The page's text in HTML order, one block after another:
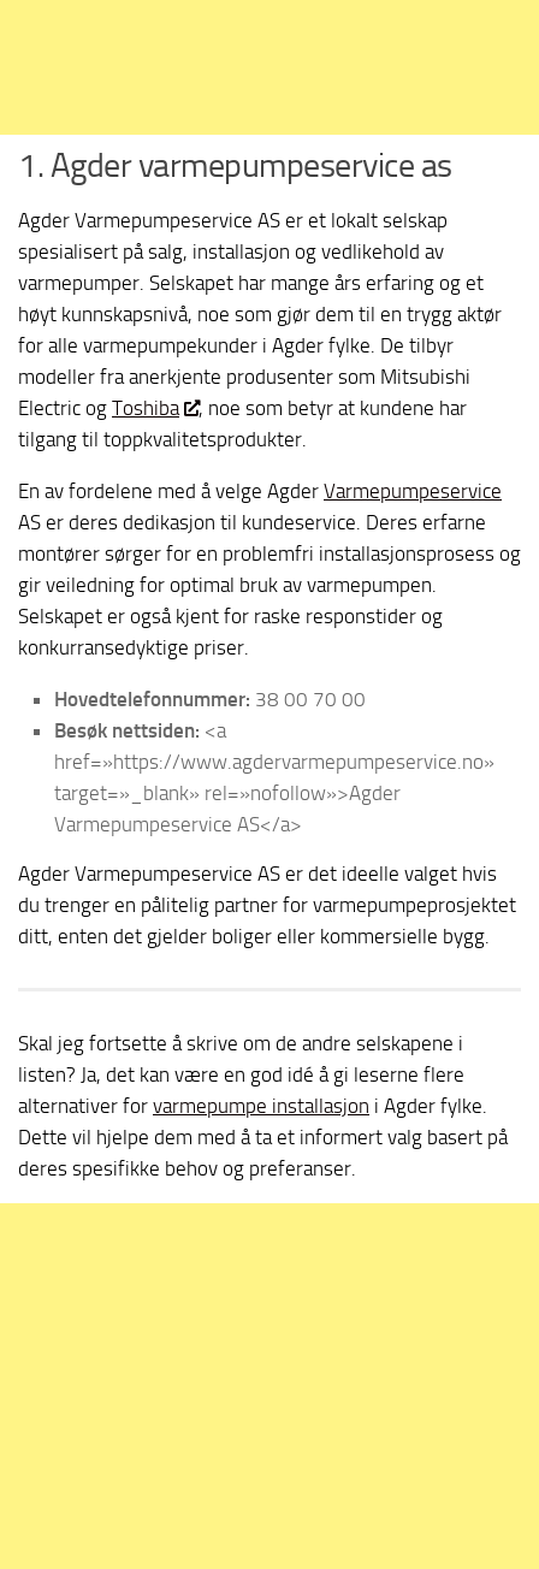
1. Agder varmepumpeservice as
Agder Varmepumpeservice AS er et lokalt selskap
spesialisert på salg, installasjon og vedlikehold av
varmepumper. Selskapet har mange års erfaring og et
høyt kunnskapsnivå, noe som gjør dem til en trygg aktør
for alle varmepumpekunder i Agder fylke. De tilbyr
modeller fra anerkjente produsenter som Mitsubishi
Electric og Toshiba
, noe som betyr at kundene har
tilgang til toppkvalitetsprodukter.
En av fordelene med å velge Agder Varmepumpeservice
AS er deres dedikasjon til kundeservice. Deres erfarne
montører sørger for en problemfri installasjonsprosess og
gir veiledning for optimal bruk av varmepumpen.
Selskapet er også kjent for raske responstider og
konkurransedyktige priser.
Hovedtelefonnummer: 38 00 70 00
Besøk nettsiden: <a
href=»https://www.agdervarmepumpeservice.no»
target=»_blank» rel=»nofollow»>Agder
Varmepumpeservice AS</a>
Agder Varmepumpeservice AS er det ideelle valget hvis
du trenger en pålitelig partner for varmepumpeprosjektet
ditt, enten det gjelder boliger eller kommersielle bygg.
Skal jeg fortsette å skrive om de andre selskapene i
listen? Ja, det kan være en god idé å gi leserne flere
alternativer for varmepumpe installasjon i Agder fylke.
Dette vil hjelpe dem med å ta et informert valg basert på
deres spesifikke behov og preferanser.